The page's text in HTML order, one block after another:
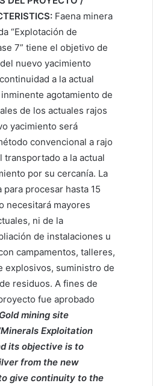
Faena minera
“Explotación de
7” tiene el objetivo de
nuevo yacimiento
a la actual
agotamiento de
de los actuales rajos
yacimiento será
convencional a rajo
a la actual
por su cercanía. La
procesar hasta 15
necesitará mayores
ni de la
de instalaciones u
campamentos, talleres,
explosivos, suministro de
residuos. A fines de
fue aprobado
Gold mining site
Exploitation
its objective is to
from the new
give continuity to the